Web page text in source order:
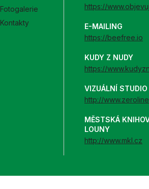
Fotogalerie
Kontakty
https://
E-MAILING
https://beefree.io
KUDY Z NUDY
https://
VIZUÁLNÍ
http://
MĚSTSKÁ
LOUNY
http://www.mkl.cz